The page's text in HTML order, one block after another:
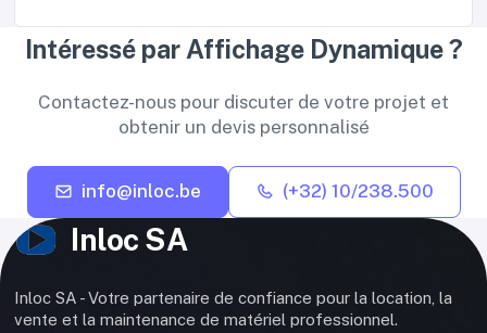
Intéressé par Affichage Dynamique ?
Contactez-nous pour discuter de votre projet et
obtenir un devis personnalisé
info@inloc.be (+32) 10/238.500
Inloc SA
Inloc SA - Votre partenaire de confiance pour la location, la
vente et la maintenance de matériel professionnel.